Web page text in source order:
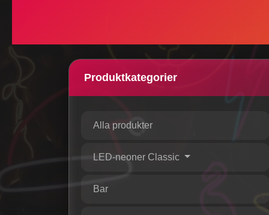
Produktkategorier
Alla produkter
LED-neoner Classic
Bar